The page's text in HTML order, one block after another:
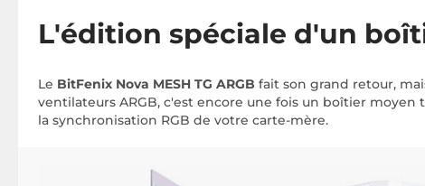
L'édition spéciale d'un
Le BitFenix Nova MESH TG ARGB fait son grand retour,
ventilateurs ARGB, c'est encore une fois un boîtier
la synchronisation RGB de votre carte-mère.